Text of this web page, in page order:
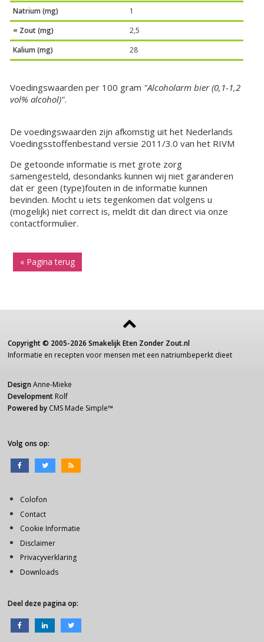
Natrium (mg)
1
= Zout (mg)
2,5
Kalium (mg)
28
Voedingswaarden per 100 gram "Alcoholarm bier (0,1-1,2
vol% alcohol)".
De voedingswaarden zijn afkomstig uit het Nederlands
Voedingsstoffenbestand versie 2011/3.0 van het RIVM
De getoonde informatie is met grote zorg
samengesteld, desondanks kunnen wij niet garanderen
dat er geen (type)fouten in de informatie kunnen
bevinden. Mocht u iets tegenkomen dat volgens u
(mogelijk) niet correct is, meldt dit dan direct via onze
contactformulier.
« Pagina terug
Copyright © 2005-2026 Smakelijk Eten Zonder Zout.nl
Informatie en recepten voor mensen met een natriumbeperkt dieet
Design Anne-Mieke
Development Rolf
Powered by CMS Made Simple™
Volg ons op:
Colofon
Contact
Cookie Informatie
Disclaimer
Privacyverklaring
Downloads
Deel deze pagina op: